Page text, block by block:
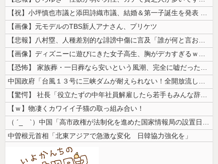
【祝】小坪慎也市議と添田詩織市議、結婚＆第一子誕生を発表 → ｗｗｗｗ...
【画像】元モデルのTBS新人アナさん、プリケツ
【悲報】八村塁、人種差別的な誹謗中傷に言及「誰が何と言おうと僕は日本人...
【画像】ディズニーに遊びにきた女子高生、胸がデカすぎるｗｗｗｗｗｗｗｗ...
【恐怖】 家族葬・一日葬なら安いという風潮、完全に嘘だった・・・・
中国政府「台風１３号に三峡ダムが耐えられない！全開放流しろ！」⇒ 下流...
【驚愕】 社長「役立たずの中年社員解雇したら若手もみんな辞めてしまった...
【ｗ】物凄くカワイイ子猫の取っ組み合い！
（ ´_ゝ`）中国「高市政権が法制化を進めた国家情報局の設置日が7月3...
中曽根元首相「北東アジアで急激な変化 日韓協力強化を」